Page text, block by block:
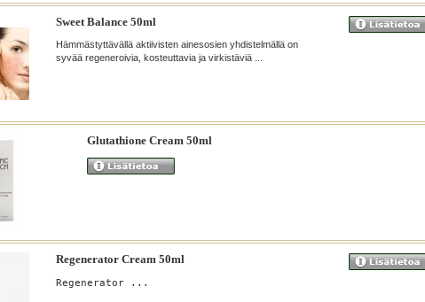
Sweet Balance 50ml
Hämmästyttävällä aktiivisten ainesosien yhdistelmällä on
syvää regeneroivia, kosteuttavia ja virkistäviä ...
Glutathione Cream 50ml
Regenerator Cream 50ml
Regenerator ...